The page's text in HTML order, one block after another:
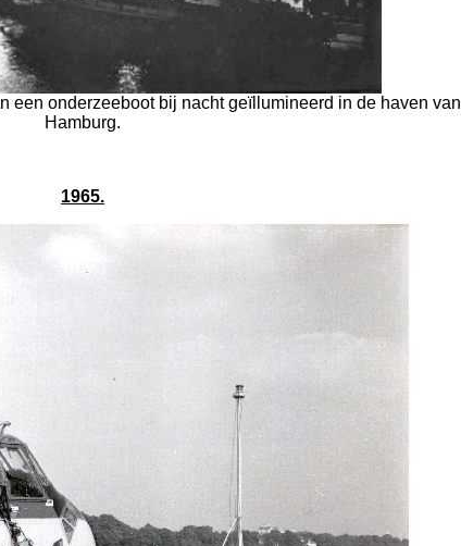
een onderzeeboot bij nacht geïllumineerd in de haven van
Hamburg.
1965.